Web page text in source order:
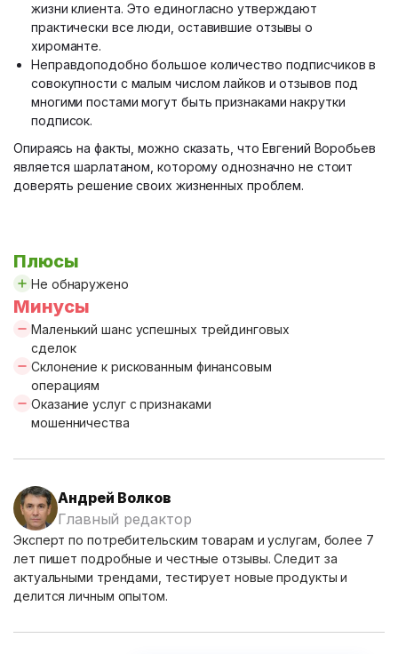
жизни клиента. Это единогласно утверждают
практически все люди, оставившие отзывы о
хироманте.
Неправдоподобно большое количество подписчиков в
совокупности с малым числом лайков и отзывов под
многими постами могут быть признаками накрутки
подписок.
Опираясь на факты, можно сказать, что Евгений Воробьев
является шарлатаном, которому однозначно не стоит
доверять решение своих жизненных проблем.
Плюсы
Не обнаружено
Минусы
Маленький шанс успешных трейдинговых
сделок
Склонение к рискованным финансовым
операциям
Оказание услуг с признаками
мошенничества
Андрей Волков
Главный редактор
Эксперт по потребительским товарам и услугам, более 7
лет пишет подробные и честные отзывы. Следит за
актуальными трендами, тестирует новые продукты и
делится личным опытом.